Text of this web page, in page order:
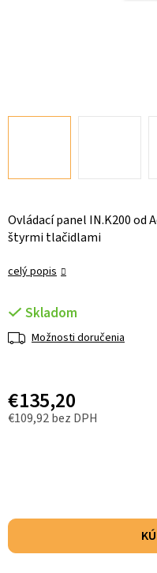
Ovládací panel IN.K200 od
štyrmi tlačidlami
celý popis
Skladom
Možnosti doručenia
€135,20
€109,92 bez DPH